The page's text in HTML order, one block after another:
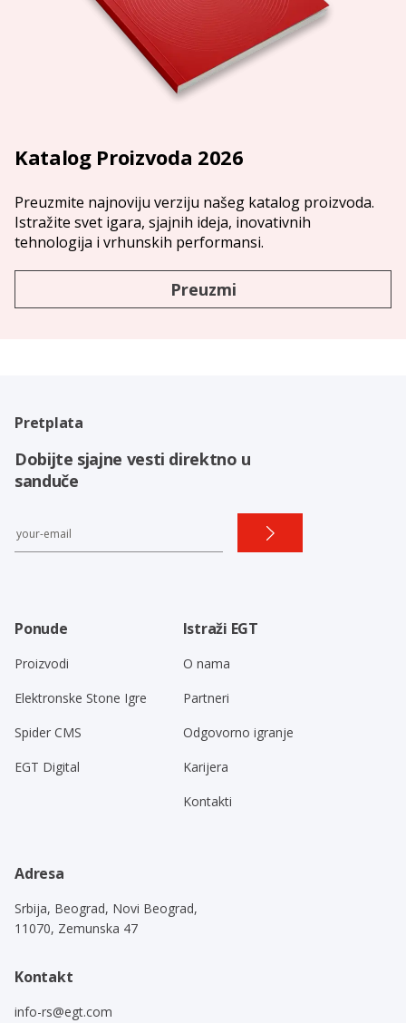
Katalog Proizvoda 2026
Preuzmite najnoviju verziju našeg katalog proizvoda.
Istražite svet igara, sjajnih ideja, inovativnih
tehnologija i vrhunskih performansi.
Preuzmi
Pretplata
Dobijte sjajne vesti direktno u
sanduče
Ponude
Proizvodi
Elektronske Stone Igre
Spider CMS
EGT Digital
Istraži EGT
O nama
Partneri
Odgovorno igranje
Karijera
Kontakti
Adresa
Srbija, Beograd, Novi Beograd,
11070, Zemunska 47
Kontakt
info-rs@egt.com